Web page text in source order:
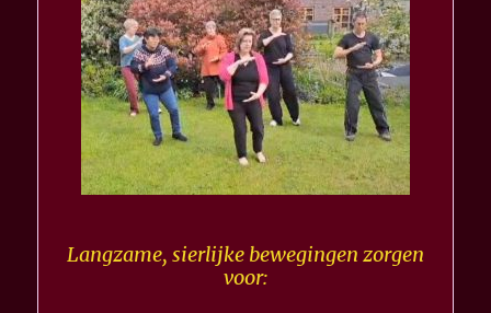
Langzame, sierlijke bewegingen zorgen
voor: